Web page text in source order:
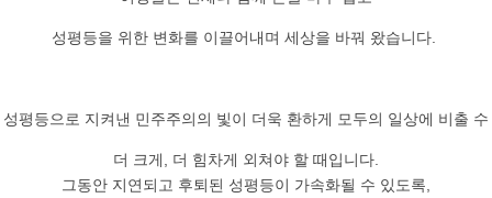
성평등을 위한 변화를 이끌어내며 세상을 바꿔 왔습니다.
평등으로 지켜낸 민주주의의 빛이 더욱 환하게 모두의 일상에 비출
더 크게, 더 힘차게 외쳐야 할 때입니다.
그동안 지연되고 후퇴된 성평등이 가속화될 수 있도록,